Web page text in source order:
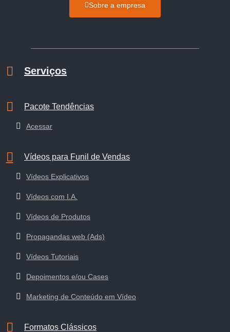
Sobre a empresa
Serviços
Pacote Tendências
Acessar
Vídeos para Funil de Vendas
Vídeos Explicativos
Vídeos com I.A.
Vídeos de Produtos
Propagandas web (Ads)
Vídeos Tutoriais
Depoimentos e/ou Cases
Marketing de Conteúdo em Vídeo
Formatos Clássicos